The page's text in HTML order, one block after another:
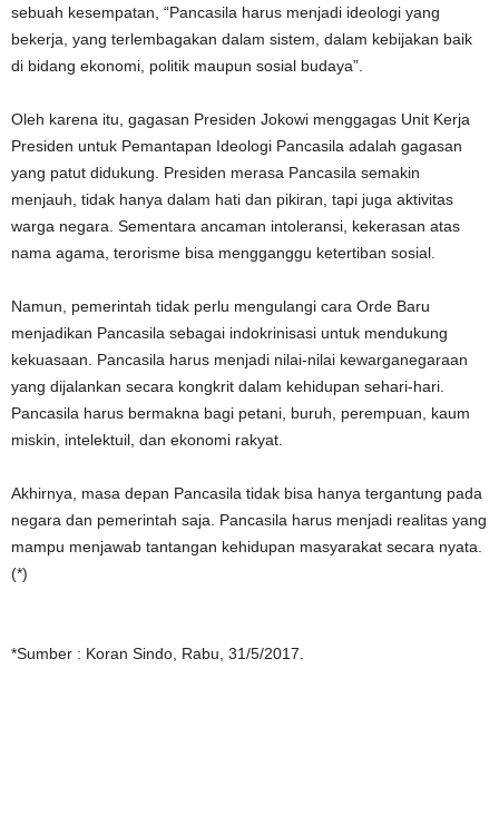
sebuah kesempatan, “Pancasila harus menjadi ideologi yang
bekerja, yang terlembagakan dalam sistem, dalam kebijakan baik
di bidang ekonomi, politik maupun sosial budaya”.
Oleh karena itu, gagasan Presiden Jokowi menggagas Unit Kerja
Presiden untuk Pemantapan Ideologi Pancasila adalah gagasan
yang patut didukung. Presiden merasa Pancasila semakin
menjauh, tidak hanya dalam hati dan pikiran, tapi juga aktivitas
warga negara. Sementara ancaman intoleransi, kekerasan atas
nama agama, terorisme bisa mengganggu ketertiban sosial.
Namun, pemerintah tidak perlu mengulangi cara Orde Baru
menjadikan Pancasila sebagai indokrinisasi untuk mendukung
kekuasaan. Pancasila harus menjadi nilai-nilai kewarganegaraan
yang dijalankan secara kongkrit dalam kehidupan sehari-hari.
Pancasila harus bermakna bagi petani, buruh, perempuan, kaum
miskin, intelektuil, dan ekonomi rakyat.
Akhirnya, masa depan Pancasila tidak bisa hanya tergantung pada
negara dan pemerintah saja. Pancasila harus menjadi realitas yang
mampu menjawab tantangan kehidupan masyarakat secara nyata.
(*)
*Sumber : Koran Sindo, Rabu, 31/5/2017.